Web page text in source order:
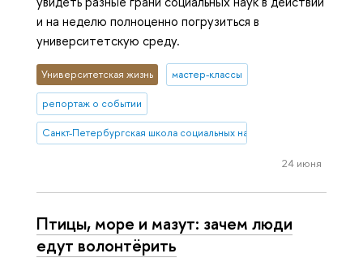
и на неделю полноценно погрузиться в
университетскую среду.
Университетская жизнь мастер-классы
репортаж о событии
Санкт-Петербургская школа социальных наук
24 июня
Птицы, море и мазут: зачем люди
едут волонтёрить